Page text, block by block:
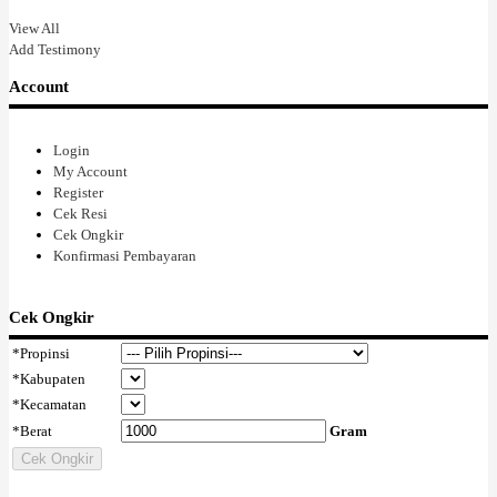
pertama aku belajar design kartu nama, dan aku berhasil membuat kartu
nama seperti yang aku pikirkan, masih sederhana pasti, aku masih jauh
karena aku melihat kegesitan nya dan itu memacuku lagi. Aku
sebenarnya. Dan dia melayani semua pelanggannya dengan senyum
ketulusannya. Aku terkesan dengan kesederhanaannya, dan
kealimannya yang tak dapat disembunyikannya, tapi dia tetap
Indonesia. Perlahan sambil lalu aku bertanya : dibelakang namamu
kenapa ada "Ong" nya....dengan sumringah dia menjawab ku, oh iya
ibu...ayahku"cina" ....dia tidak menutupi siapa dia dibalik balutan baju
bekerja untuk dirinya, dan dia berjuang mengekspresikan dirinya
sendiri tanpa tergantung kepada orang lain dan tidak akan pernah
menganggu orang lain,dia berani dengan identitasnya. Dimasa reformasi
yang kita agungkan ini, tapi yang membuat banyak orang kebablasan,
bahkan anak bangsa sendiri pun tak lagi menghidupi
kebhinekaan...kemajemukan Indonesia, aku bersyukur aku mengenal
Alween Ong, aku bangga melihatnya, tanpa banyak bicara dia
melakukan saja bagiannya, dan aku merasakan kasih dalam setiap
gerakannya. Aku masih order ini dan itu, dan dia dengan sabar
View All
Add Testimony
Account
Login
My Account
Register
Cek Resi
Cek Ongkir
Konfirmasi Pembayaran
Cek Ongkir
*Propinsi
*Kabupaten
*Kecamatan
*Berat
Gram
Cek Ongkir